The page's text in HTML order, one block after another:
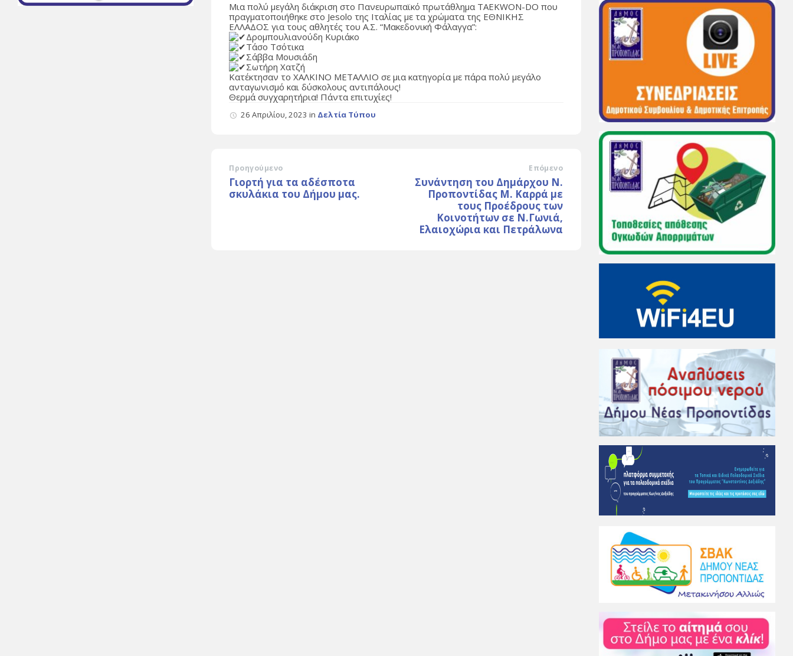
Μια πολύ μεγάλη διάκριση στο Πανευρωπαϊκό πρωτάθλημα TAEKWON-DO που
πραγματοποιήθηκε στο Jesolo της Ιταλίας με τα χρώματα της ΕΘΝΙΚΗΣ
ΕΛΛΑΔΟΣ για τους αθλητές του Α.Σ. “Μακεδονική Φάλαγγα”:
Δρομπουλιανούδη Κυριάκο
Τάσο Τσότικα
Σάββα Μουσιάδη
Σωτήρη Χατζή
Κατέκτησαν το ΧΑΛΚΙΝΟ ΜΕΤΑΛΛΙΟ σε μια κατηγορία με πάρα πολύ μεγάλο
ανταγωνισμό και δύσκολους αντιπάλους!
Θερμά συγχαρητήρια! Πάντα επιτυχίες!
26 Απριλίου, 2023in Δελτία Τύπου
Προηγούμενο
Γιορτή για τα αδέσποτα
σκυλάκια του Δήμου μας.
Επόμενο
Συνάντηση του Δημάρχου Ν.
Προποντίδας Μ. Καρρά με
τους Προέδρους των
Κοινοτήτων σε Ν.Γωνιά,
Ελαιοχώρια και Πετράλωνα